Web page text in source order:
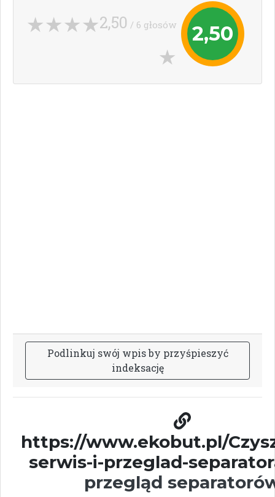
2,50
2,50 / 6 głosów
Podlinkuj swój wpisby przyśpieszyć
indeksację
https://www.ekobut.pl/
serwis-i-przeglad-
przegląd